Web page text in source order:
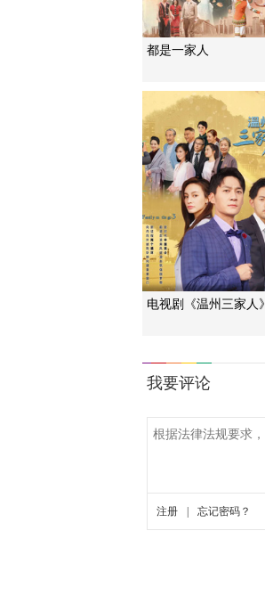
都是一家人
电视剧《温州三家人》